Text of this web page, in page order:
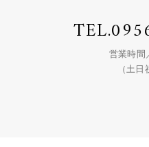
TEL.
営業時間
（土日